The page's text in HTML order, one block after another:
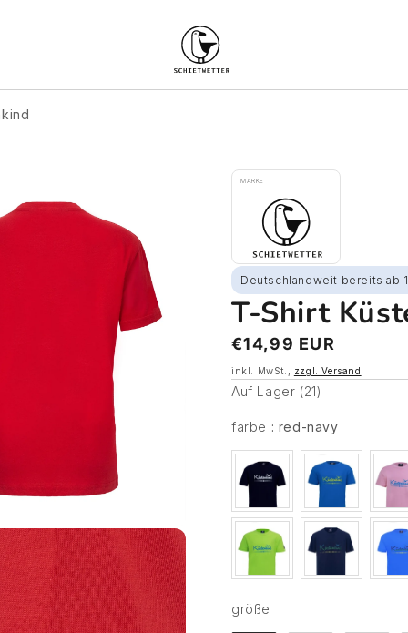
MARKE
Deutschlandweit bereits ab
T-Shirt
Normaler
Preis
€14,99 EUR
inkl. MwSt., zzgl. Versand
Auf Lager (21)
farbe : red-navyfarbe
größe
größe